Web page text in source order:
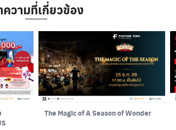
วามที่เกี่ยวข้อง
The Magic of A Season of Wonder